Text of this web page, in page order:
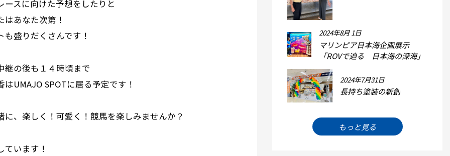
ースに向けた予想をしたりと
はあなた次第！
も盛りだくさんです！
継の後も１４時頃まで
はUMAJO SPOTに居る予定です！
に、楽しく！可愛く！競馬を楽しみませんか？
ています！
2024年8月 1日
マリンピア日本海企画展示
「ROVで迫る 日本海の深海」
2024年7月31日
長持ち塗装の新創
もっと見る